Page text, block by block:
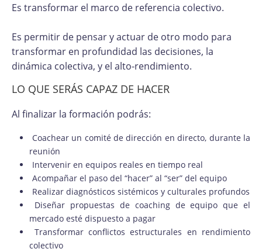
Es transformar el marco de referencia colectivo.
Es permitir de pensar y actuar de otro modo para
transformar en profundidad las decisiones, la
dinámica colectiva, y el alto-rendimiento.
LO QUE SERÁS CAPAZ DE HACER
Al finalizar la formación podrás:
Coachear un comité de dirección en directo, durante la
reunión
Intervenir en equipos reales en tiempo real
Acompañar el paso del “hacer” al “ser” del equipo
Realizar diagnósticos sistémicos y culturales profundos
Diseñar propuestas de coaching de equipo que el
mercado esté dispuesto a pagar
Transformar conflictos estructurales en rendimiento
colectivo